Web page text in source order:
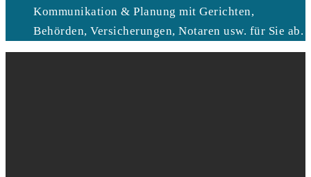
Kommunikation & Planung mit Gerichten,
Behörden, Versicherungen, Notaren usw. für Sie ab.